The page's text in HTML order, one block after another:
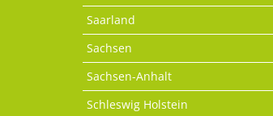
Saarland
Sachsen
Sachsen-Anhalt
Schleswig Holstein